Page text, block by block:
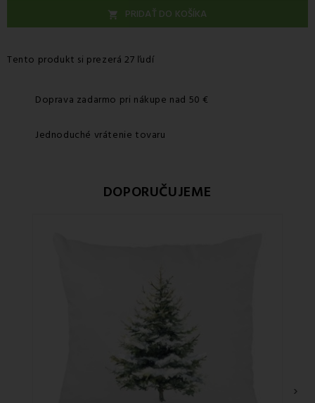
 PRIDAŤ DO KOŠÍKA
Tento produkt si prezerá 27 ľudí
Doprava zadarmo pri nákupe nad 50 €
Jednoduché vrátenie tovaru
DOPORUČUJEME
›